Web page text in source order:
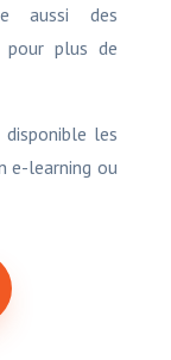
aussi des
plus de
les
e-learning ou